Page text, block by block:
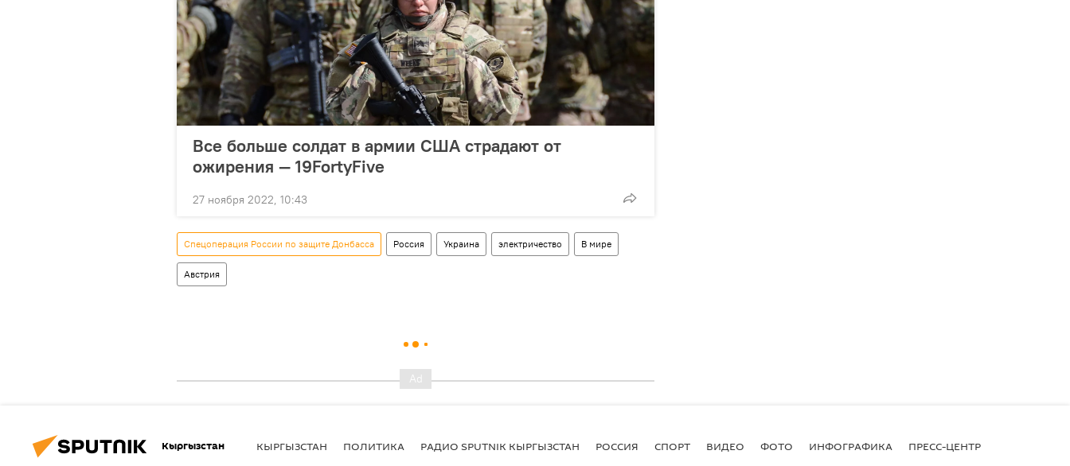
Все больше солдат в армии США страдают от
ожирения — 19FortyFive
27 ноября 2022, 10:43
Спецоперация России по защите Донбасса Россия Украина электричество В мире
Австрия
Кыргызстан КЫРГЫЗСТАН ПОЛИТИКА РАДИО SPUTNIK КЫРГЫЗСТАН РОССИЯ СПОРТ ВИДЕО ФОТО ИНФОГРАФИКА ПРЕСС-ЦЕНТР